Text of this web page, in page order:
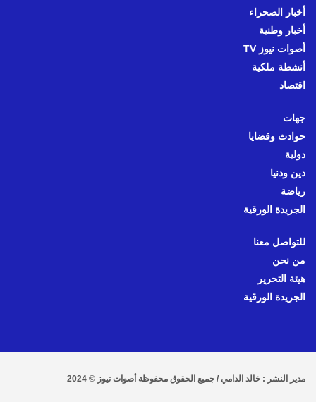
أخبار الصحراء
أخبار وطنية
أصوات نيوز TV
أنشطة ملكية
اقتصاد
جهات
حوادث وقضايا
دولية
دين ودنيا
رياضة
الجريدة الورقية
للتواصل معنا
من نحن
هيئة التحرير
الجريدة الورقية
مدير النشر : خالد الدامي / جميع الحقوق محفوظة أصوات نيوز © 2024